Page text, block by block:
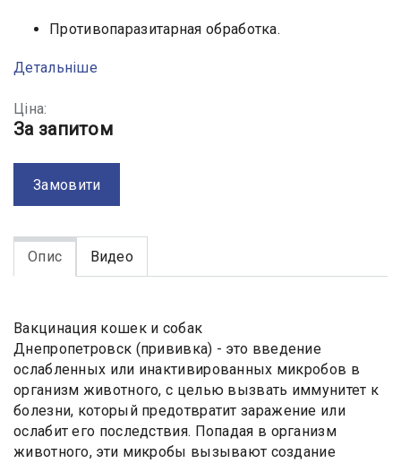
Противопаразитарная обработка.
Детальніше
Ціна:
За запитом
Замовити
Опис Видео
Вакцинация кошек и собак
Днепропетровск (прививка) - это введение
ослабленных или инактивированных микробов в
организм животного, с целью вызвать иммунитет к
болезни, который предотвратит заражение или
ослабит его последствия. Попадая в организм
животного, эти микробы вызывают создание